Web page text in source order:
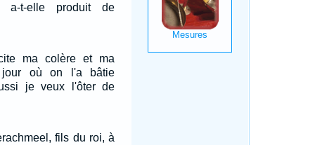
a-t-elle produit de
ma colère et ma
jour où on l'a bâtie
je veux l'ôter de
fils du roi, à